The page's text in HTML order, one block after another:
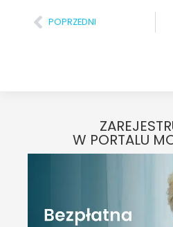
POPRZEDNI
W PORTALU